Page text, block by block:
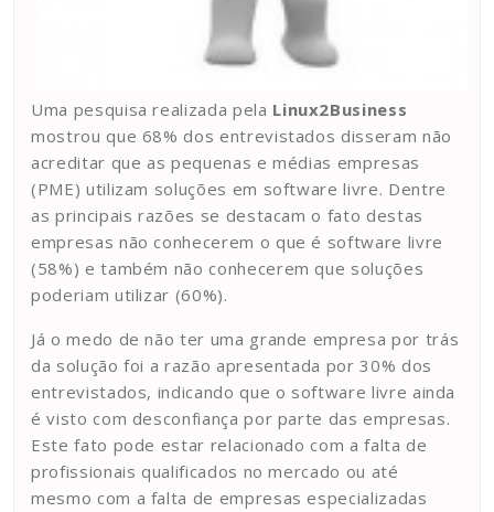
Uma pesquisa realizada pela Linux2Business
mostrou que 68% dos entrevistados disseram não
acreditar que as pequenas e médias empresas
(PME) utilizam soluções em software livre. Dentre
as principais razões se destacam o fato destas
empresas não conhecerem o que é software livre
(58%) e também não conhecerem que soluções
poderiam utilizar (60%).
Já o medo de não ter uma grande empresa por trás
da solução foi a razão apresentada por 30% dos
entrevistados, indicando que o software livre ainda
é visto com desconfiança por parte das empresas.
Este fato pode estar relacionado com a falta de
profissionais qualificados no mercado ou até
mesmo com a falta de empresas especializadas